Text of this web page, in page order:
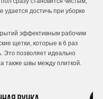
удается достичь при уборке
эффективным рабочим
щетки, которые в 6 раз
Это позволяет идеально
также швы между плиткой.